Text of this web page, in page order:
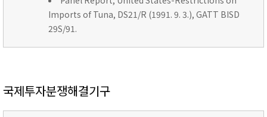
Imports of Tuna, DS21/R (1991. 9. 3.), GATT BISD
29S/91.
국제투자분쟁해결기구